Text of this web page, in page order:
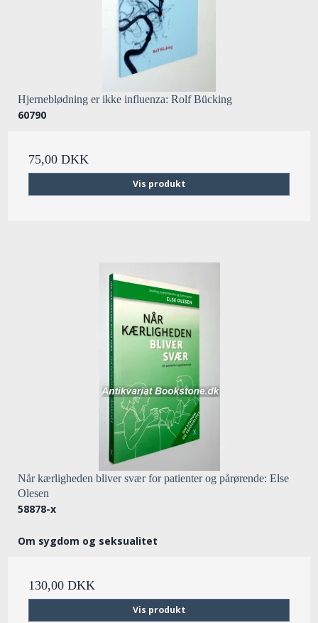
Hjerneblødning er ikke influenza: Rolf Bücking
60790
75,00 DKK
Vis produkt
Når kærligheden bliver svær for patienter og pårørende: Else
Olesen
58878-x
Om sygdom og seksualitet
130,00 DKK
Vis produkt